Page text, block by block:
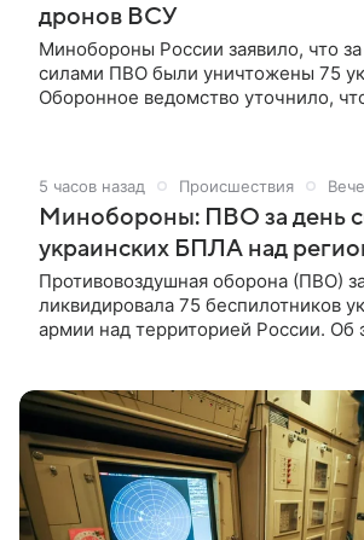
дронов ВСУ
Минобороны России заявило, что за
силами ПВО были уничтожены 75
Оборонное ведомство уточнило,
5 часов назад Происшествия
Минобороны: ПВО за день
украинских БПЛА над
Противовоздушная оборона (ПВО)
ликвидировала 75 беспилотников
армии над территорией России. Об
ликвидировала 75 беспилотников
армии над территорией России. Об
в пресс-службе Министерства